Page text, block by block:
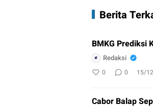
Berita
BMKG Prediksi
Redaksi
0 0 15/
Cabor Balap